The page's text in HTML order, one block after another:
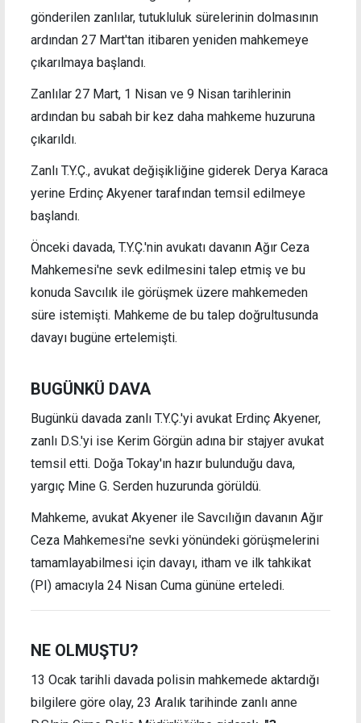
gönderilen zanlılar, tutukluluk sürelerinin dolmasının
ardından 27 Mart'tan itibaren yeniden mahkemeye
çıkarılmaya başlandı.
Zanlılar 27 Mart, 1 Nisan ve 9 Nisan tarihlerinin
ardından bu sabah bir kez daha mahkeme huzuruna
çıkarıldı.
Zanlı T.Y.Ç., avukat değişikliğine giderek Derya Karaca
yerine Erdinç Akyener tarafından temsil edilmeye
başlandı.
Önceki davada, T.Y.Ç.'nin avukatı davanın Ağır Ceza
Mahkemesi'ne sevk edilmesini talep etmiş ve bu
konuda Savcılık ile görüşmek üzere mahkemeden
süre istemişti. Mahkeme de bu talep doğrultusunda
davayı bugüne ertelemişti.
BUGÜNKÜ DAVA
Bugünkü davada zanlı T.Y.Ç.'yi avukat Erdinç Akyener,
zanlı D.S.'yi ise Kerim Görgün adına bir stajyer avukat
temsil etti. Doğa Tokay'ın hazır bulunduğu dava,
yargıç Mine G. Serden huzurunda görüldü.
Mahkeme, avukat Akyener ile Savcılığın davanın Ağır
Ceza Mahkemesi'ne sevki yönündeki görüşmelerini
tamamlayabilmesi için davayı, itham ve ilk tahkikat
(PI) amacıyla 24 Nisan Cuma gününe erteledi.
NE OLMUŞTU?
13 Ocak tarihli davada polisin mahkemede aktardığı
bilgilere göre olay, 23 Aralık tarihinde zanlı anne